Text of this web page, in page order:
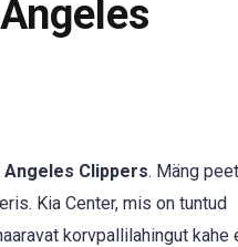
Angeles Clippers. Mäng
Kia Center, mis on tuntud
korvpallilahingut kahe